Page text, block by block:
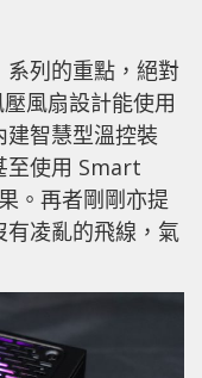
列的重點，絕對
風扇設計能使用
智慧型溫控裝
至使用 Smart
。再者剛剛亦提
凌亂的飛線，氣